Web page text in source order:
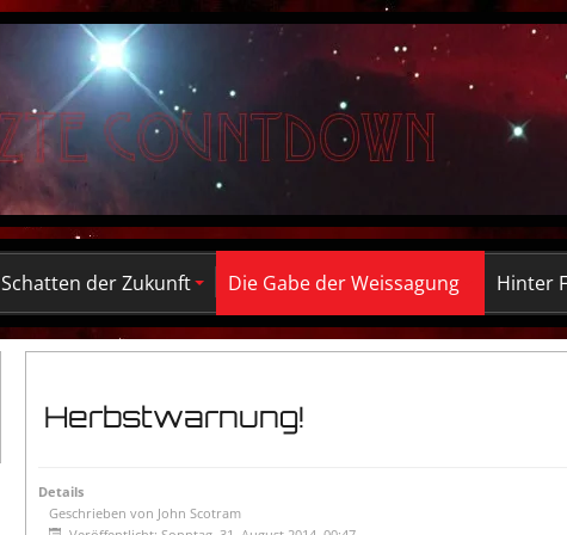
Schatten der Zukunft Die Gabe der Weissagung Hinter
Herbstwarnung!
Details
Geschrieben von John Scotram